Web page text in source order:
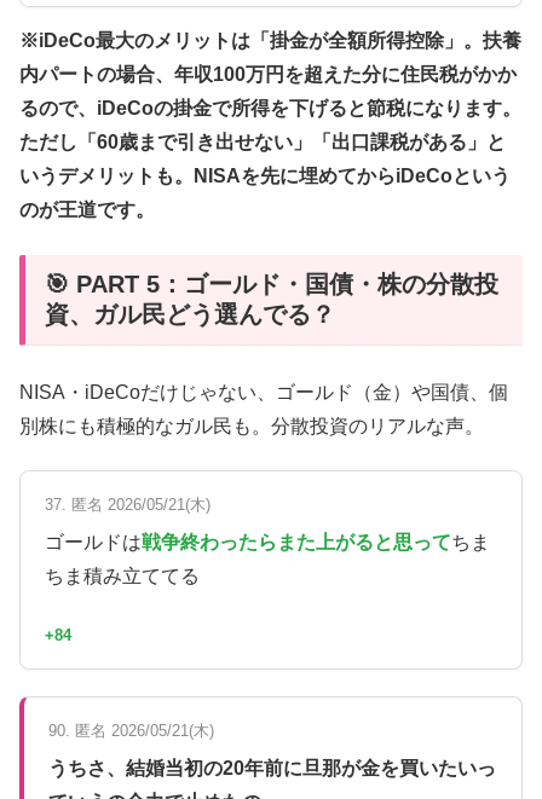
※iDeCo最大のメリットは「掛金が全額所得控除」。扶養
内パートの場合、年収100万円を超えた分に住民税がかか
るので、iDeCoの掛金で所得を下げると節税になります。
ただし「60歳まで引き出せない」「出口課税がある」と
いうデメリットも。NISAを先に埋めてからiDeCoという
のが王道です。
🎯 PART 5：ゴールド・国債・株の分散投
資、ガル民どう選んでる？
NISA・iDeCoだけじゃない、ゴールド（金）や国債、個
別株にも積極的なガル民も。分散投資のリアルな声。
37. 匿名 2026/05/21(木)
ゴールドは戦争終わったらまた上がると思ってちま
ちま積み立ててる
+84
90. 匿名 2026/05/21(木)
うちさ、結婚当初の20年前に旦那が金を買いたいっ